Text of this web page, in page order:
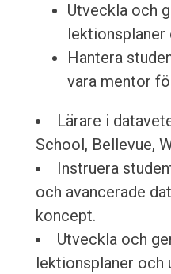
Utveckla och
lektionsplaner
Hantera
vara mentor
Lärare i
School, Bellevue,
Instruera
och avancerade
koncept.
Utveckla och
lektionsplaner och